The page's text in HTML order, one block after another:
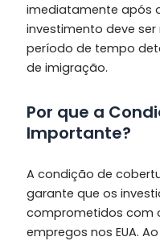
imediatamente após
investimento deve
período de tempo
de imigração.
Por que a
Importante?
A condição de
garante que os
comprometidos com
empregos nos EUA.